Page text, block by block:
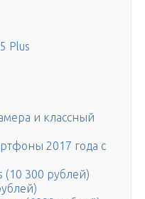
Plus
и классный
2017 года с
(10 300 рублей)